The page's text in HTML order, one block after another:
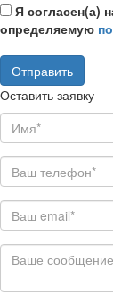
Я согласен(а)
определяемую
Оставить заявку